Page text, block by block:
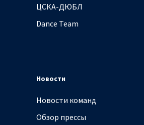
ЦСКА-ДЮБЛ
Dance Team
Новости
Новости команд
Обзор прессы